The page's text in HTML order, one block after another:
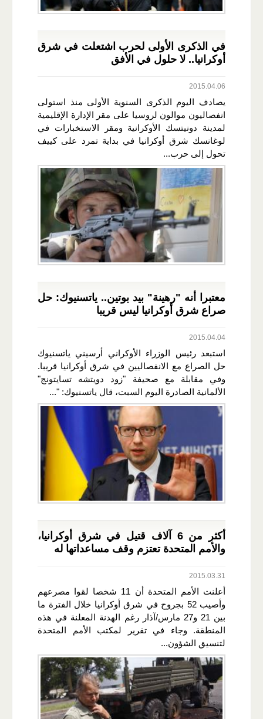
في الذكرى الأولى لحرب اشتعلت في شرق
أوكرانيا.. لا حلول في الأفق
2015.04.06
يصادف اليوم الذكرى السنوية الأولى منذ استولى
انفصاليون موالون لروسيا على مقر الإدارة الإقليمية
لمدينة دونيتسك الأوكرانية ومقر الاستخبارات في
لوغانسك شرق أوكرانيا في بداية تمرد على كييف
تحول إلى حرب...
معتبرا أنه "رهينة" بيد بوتين.. ياتسنيوك: حل
صراع شرق أوكرانيا ليس قريبا
2015.04.04
استبعد رئيس الوزراء الأوكراني أرسيني ياتسنيوك
حل الصراع مع الانفصاليين في شرق أوكرانيا قريبا.
وفي مقابلة مع صحيفة "زود دويتشه تسايتونج"
الألمانية الصادرة اليوم السبت، قال ياتسنيوك: "...
أكثر من 6 آلاف قتيل في شرق أوكرانيا،
والأمم المتحدة تعتزم وقف مساعداتها له
2015.03.31
أعلنت الأمم المتحدة أن 11 شخصا لقوا مصرعهم
وأصيب 52 بجروح في شرق أوكرانيا خلال الفترة ما
بين 21 و27 مارس/آذار رغم الهدنة المعلنة في هذه
المنطقة. وجاء في تقرير لمكتب الأمم المتحدة
لتنسيق الشؤون...